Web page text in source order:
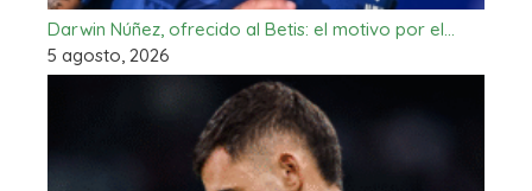
Darwin Núñez, ofrecido al Betis: el motivo por el…
5 agosto, 2026